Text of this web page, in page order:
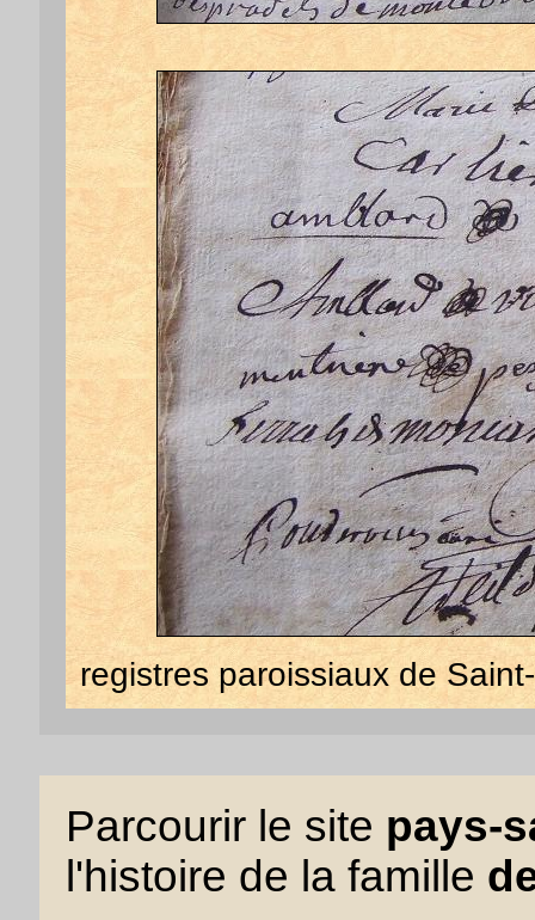
registres paroissiaux de
Parcourir le site pays-
l'histoire de la famille